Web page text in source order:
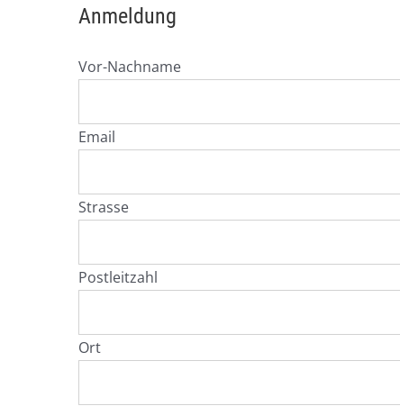
Anmeldung
Vor-Nachname
Email
Strasse
Postleitzahl
Ort